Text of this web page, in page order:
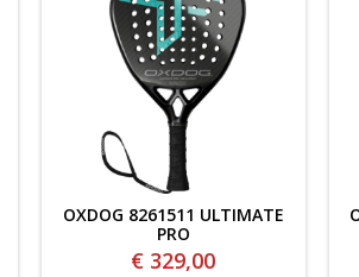
OXDOG 8261511 ULTIMATE
PRO
€ 329,00